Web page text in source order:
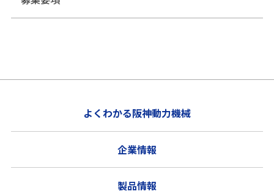
よくわかる阪神動力機械
企業情報
製品情報